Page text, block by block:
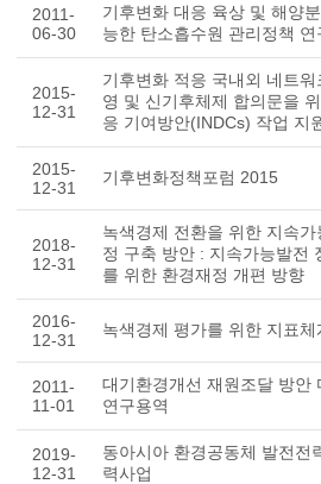
2011-
06-30
기후변화 대응 육상 및 해양
능한 탄소흡수원 관리정책 연
2015-
12-31
기후변화 적응 국내외 네트워
영 및 신기후체제 합의문을
응 기여방안(INDCs) 작업 지
2015-
12-31
기후변화정책포럼 2015
2018-
12-31
녹색경제 전환을 위한 지속가
정 구축 방안 : 지속가능발전
를 위한 환경재정 개편 방향
2016-
12-31
녹색경제 평가를 위한 지표체
2011-
11-01
대기환경개선 재원조달 방안
연구용역
2019-
12-31
동아시아 환경공동체 발전전
력사업